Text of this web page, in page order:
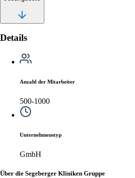
Details
Anzahl der Mitarbeiter
500-1000
Unternehmenstyp
GmbH
Über die Segeberger Kliniken Gruppe